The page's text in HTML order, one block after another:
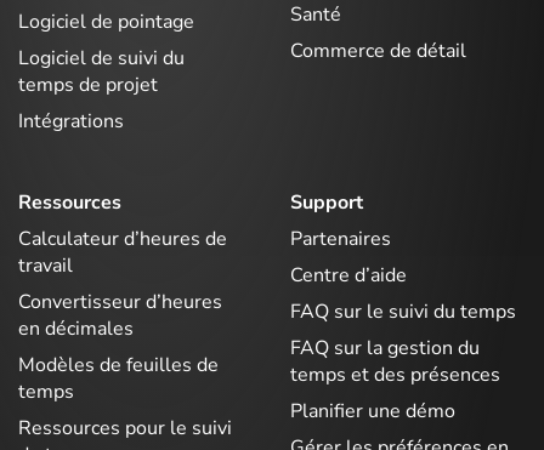
Logiciel de pointage
Logiciel de suivi du
temps de projet
Intégrations
Santé
Commerce de détail
Ressources
Calculateur d’heures de
travail
Convertisseur d’heures
en décimales
Modèles de feuilles de
temps
Ressources pour le suivi
Support
Partenaires
Centre d’aide
FAQ sur le suivi du temps
FAQ sur la gestion du
temps et des présences
Planifier une démo